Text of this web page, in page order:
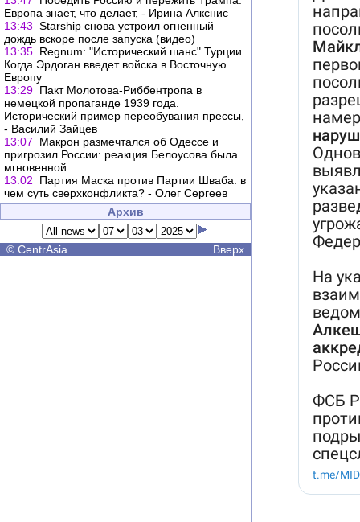
Европа знает, что делает, - Ирина Алкснис
13:43 Starship снова устроил огненный
дождь вскоре после запуска (видео)
13:35 Regnum: "Исторический шанс" Турции.
Когда Эрдоган введет войска в Восточную
Европу
13:29 Пакт Молотова-Риббентропа в
немецкой пропаганде 1939 года.
Исторический пример переобувания прессы,
- Василий Зайцев
13:07
Макрон размечтался об Одессе и
пригрозил России: реакция Белоусова была
мгновенной
13:02
Партия Маска против Партии Шваба: в
чем суть сверхконфликта? - Олег Сергеев
Архив
© CentrAsia Вверх